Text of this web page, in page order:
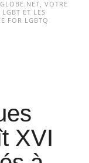
VOTRE
ET LES
FOR LGBTQ
XVI